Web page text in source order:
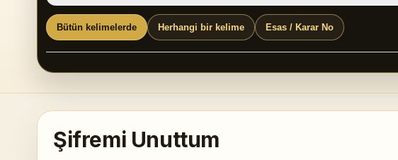
Bütün kelimelerde Herhangi bir kelime Esas / Karar No
Şifremi Unuttum